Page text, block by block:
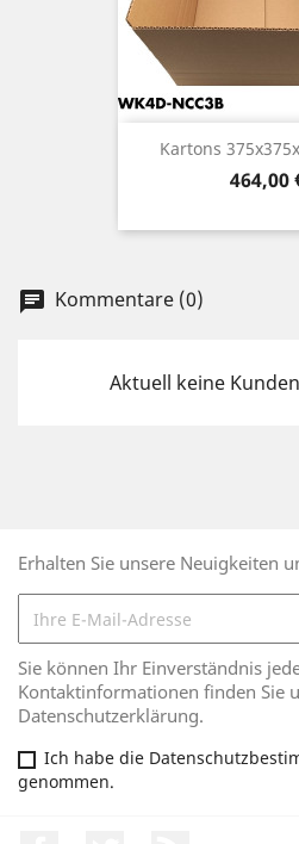
Kartons
Preis
464,00
chat Kommentare (0)
Aktuell keine
Erhalten Sie unsere Neuigkeiten
Sie können Ihr Einverständnis
Kontaktinformationen finden Sie
Datenschutzerklärung.
Ich habe die
genommen.